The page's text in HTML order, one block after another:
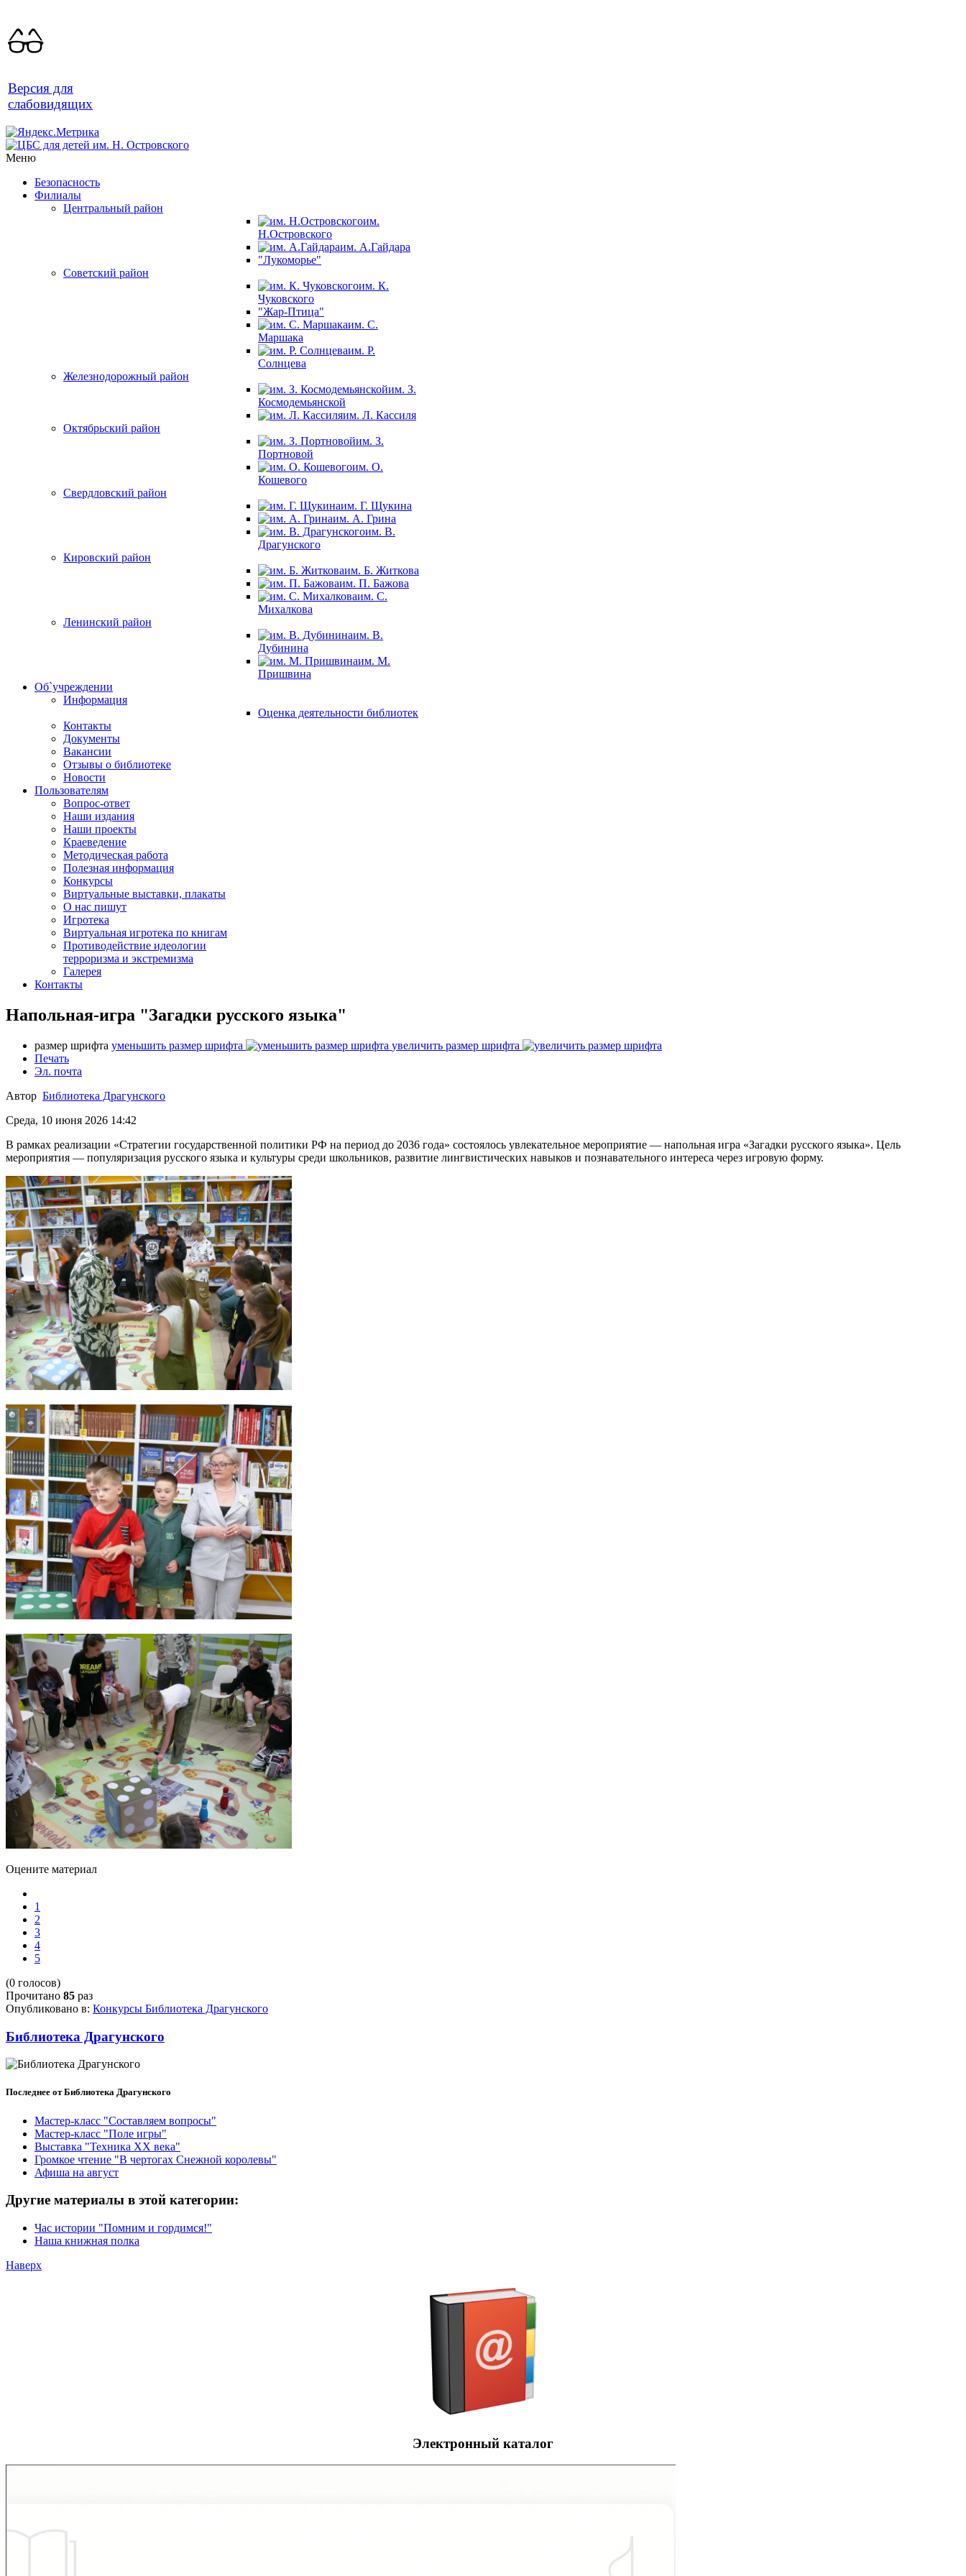
Версия для
слабовидящих
Меню
Безопасность
Филиалы
Центральный район
им.
Н.Островского
им. А.Гайдара
"Лукоморье"
Советский район
им. К.
Чуковского
"Жар-Птица"
им. С.
Маршака
им. Р.
Солнцева
Железнодорожный район
им. З.
Космодемьянской
им. Л. Кассиля
Октябрьский район
им. З.
Портновой
им. О.
Кошевого
Свердловский район
им. Г. Щукина
им. А. Грина
им. В.
Драгунского
Кировский район
им. Б. Житкова
им. П. Бажова
им. С.
Михалкова
Ленинский район
им. В.
Дубинина
им. М.
Пришвина
Об`учреждении
Информация
Оценка деятельности библиотек
Контакты
Документы
Вакансии
Отзывы о библиотеке
Новости
Пользователям
Вопрос-ответ
Наши издания
Наши проекты
Краеведение
Методическая работа
Полезная информация
Конкурсы
Виртуальные выставки, плакаты
О нас пишут
Игротека
Виртуальная игротека по книгам
Противодействие идеологии
терроризма и экстремизма
Галерея
Контакты
Напольная-игра "Загадки русского языка"
размер шрифта уменьшить размер шрифта
увеличить размер шрифта
Печать
Эл. почта
Автор Библиотека Драгунского
Среда, 10 июня 2026 14:42
В рамках реализации «Стратегии государственной политики РФ на период до 2036 года» состоялось увлекательное мероприятие — напольная игра «Загадки русского языка». Цель
мероприятия — популяризация русского языка и культуры среди школьников, развитие лингвистических навыков и познавательного интереса через игровую форму.
Оцените материал
1
2
3
4
5
(0 голосов)
Прочитано 85 раз
Опубликовано в: Конкурсы Библиотека Драгунского
Библиотека Драгунского
Последнее от Библиотека Драгунского
Мастер-класс "Составляем вопросы"
Мастер-класс "Поле игры"
Выставка "Техника XX века"
Громкое чтение "В чертогах Снежной королевы"
Афиша на август
Другие материалы в этой категории:
Час истории "Помним и гордимся!"
Наша книжная полка
Наверх
Электронный каталог